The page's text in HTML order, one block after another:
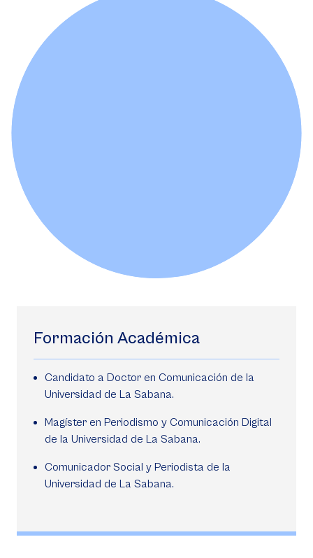
Formación Académica
Candidato a Doctor en Comunicación de la
Universidad de La Sabana.
Magíster en Periodismo y Comunicación Digital
de la Universidad de La Sabana.
Comunicador Social y Periodista de la
Universidad de La Sabana.